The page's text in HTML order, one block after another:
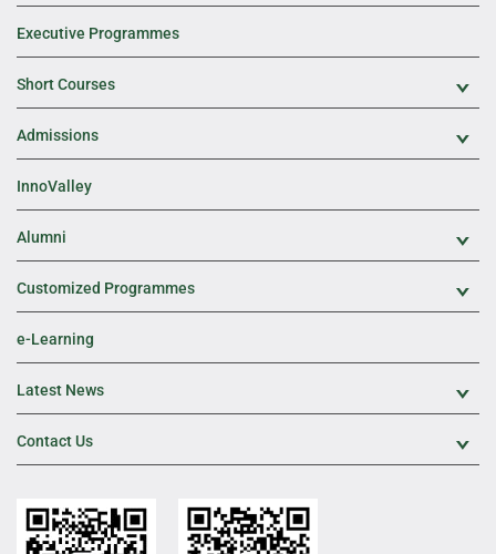
Executive Programmes
Short Courses
Admissions
InnoValley
Alumni
Customized Programmes
e-Learning
Latest News
Contact Us